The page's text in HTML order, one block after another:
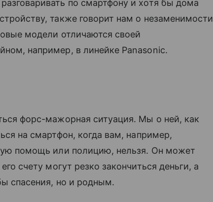
по смартфону и хотя бы дома
также говорит нам о незаменимости
модели отличаются своей
например, в линейке Panasonic.
форс-мажорная ситуация. Мы о ней, как
на смартфон, когда вам, например,
помощь или полицию, нельзя. Он может
счету могут резко закончиться деньги, а
спасения, но и родным.